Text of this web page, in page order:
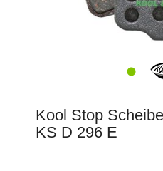
Kool Stop
KS D 296 E